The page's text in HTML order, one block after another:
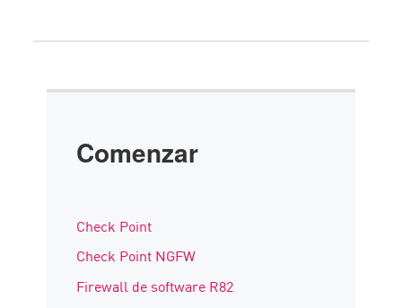
Comenzar
Check Point
Check Point NGFW
Firewall de software R82